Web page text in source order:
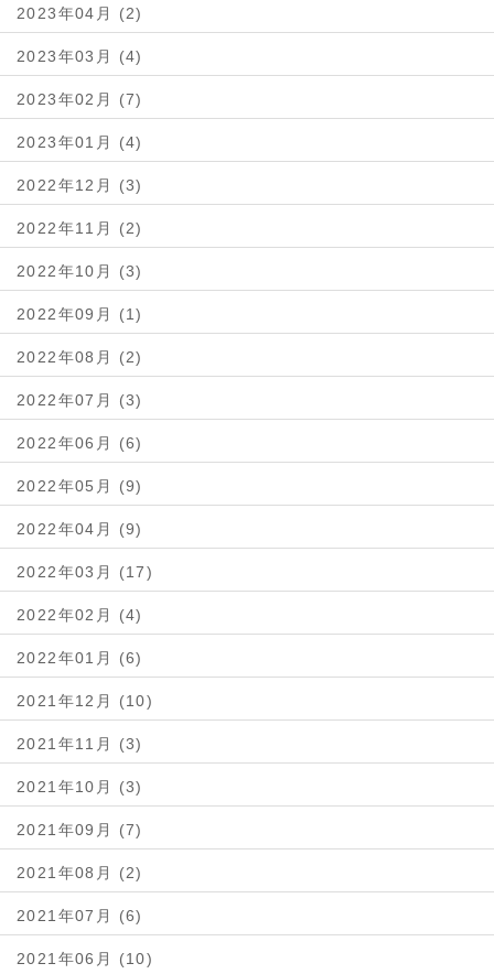
2023年04月 (2)
2023年03月 (4)
2023年02月 (7)
2023年01月 (4)
2022年12月 (3)
2022年11月 (2)
2022年10月 (3)
2022年09月 (1)
2022年08月 (2)
2022年07月 (3)
2022年06月 (6)
2022年05月 (9)
2022年04月 (9)
2022年03月 (17)
2022年02月 (4)
2022年01月 (6)
2021年12月 (10)
2021年11月 (3)
2021年10月 (3)
2021年09月 (7)
2021年08月 (2)
2021年07月 (6)
2021年06月 (10)